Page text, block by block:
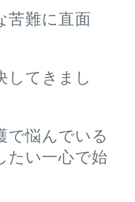
苦難に直面
してきまし
で悩んでいる
たい一心で始